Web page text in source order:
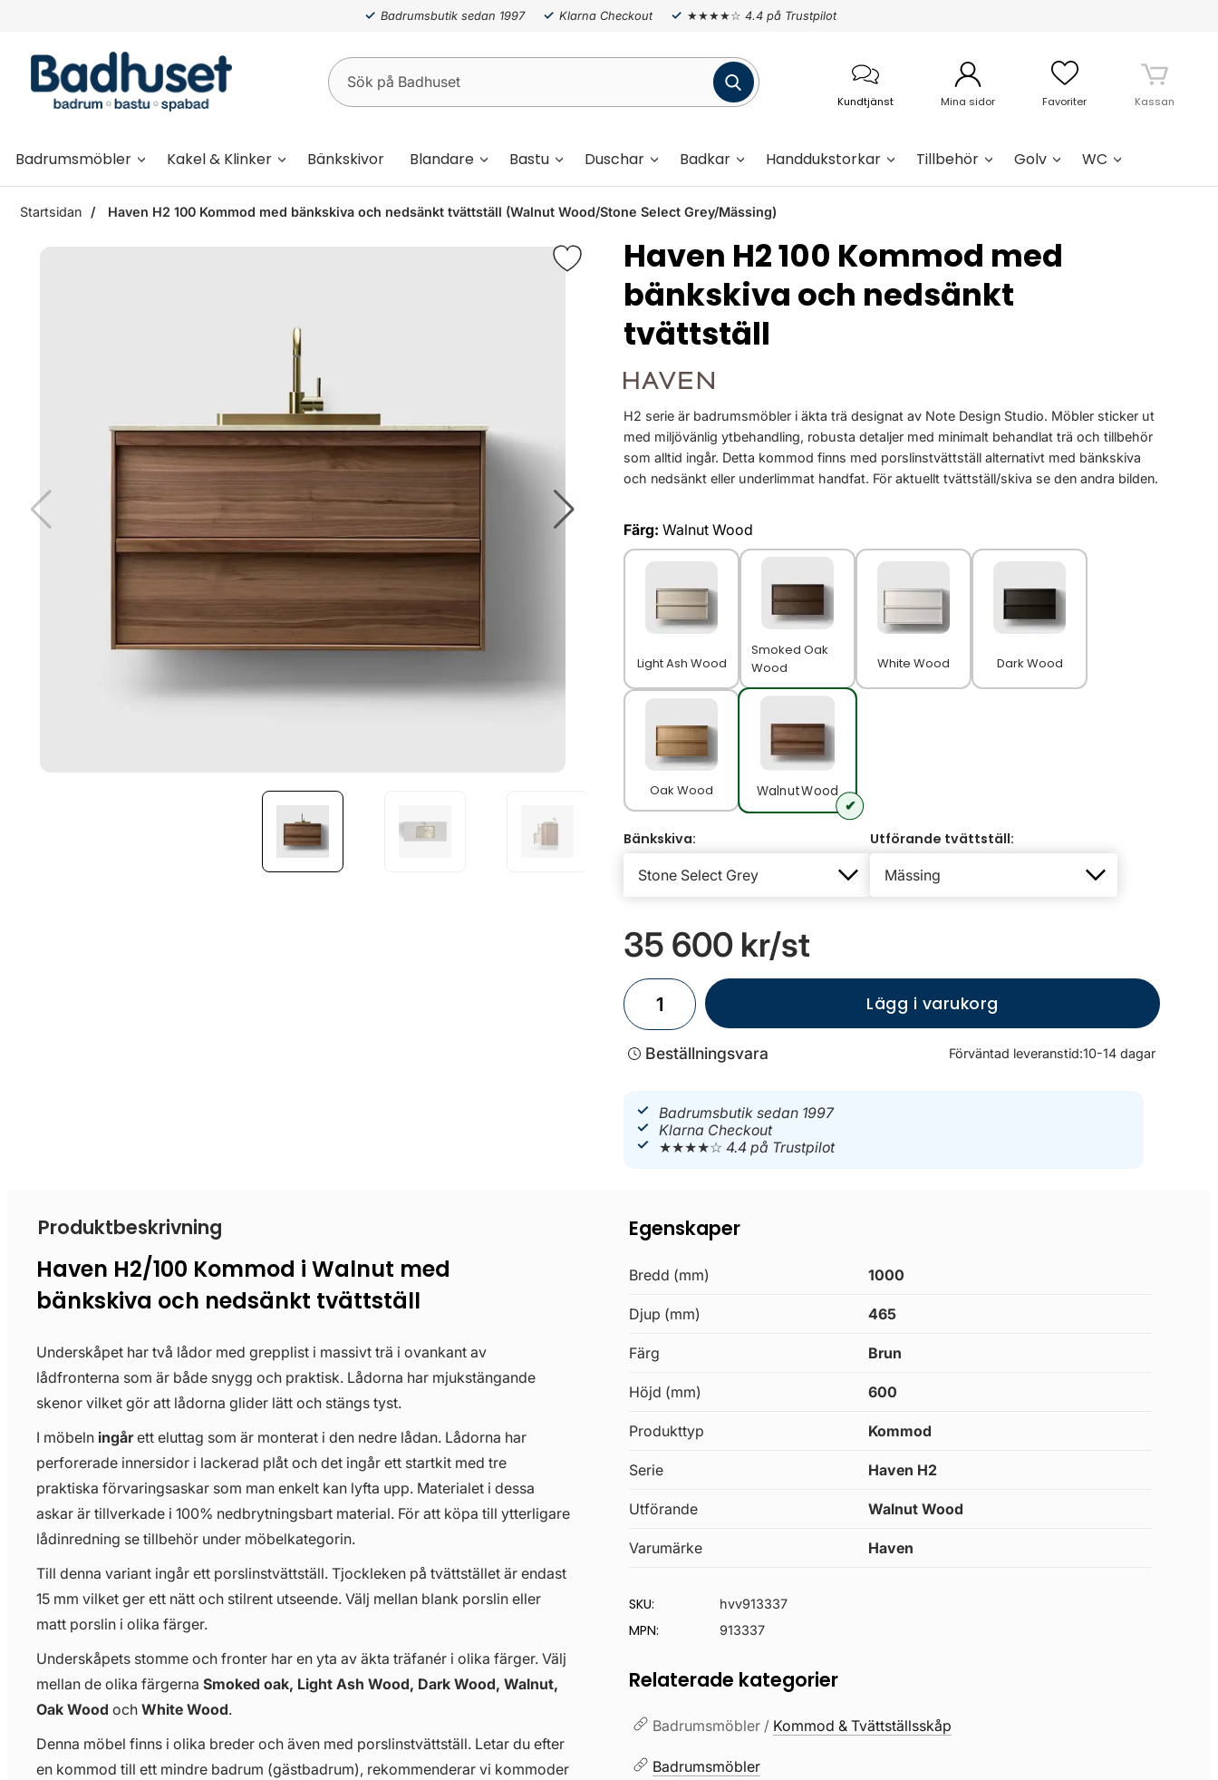
Badrumsbutik sedan 1997 Klarna Checkout ★★★★☆ 4.4 på Trustpilot
Kundtjänst Mina sidor Favoriter Kassan
Badrumsmöbler Kakel & Klinker Bänkskivor Blandare Bastu Duschar Badkar Handdukstorkar Tillbehör Golv WC
Startsidan Haven H2 100 Kommod med bänkskiva och nedsänkt tvättställ (Walnut Wood/Stone Select Grey/Mässing)
Haven H2 100 Kommod med
bänkskiva och nedsänkt
tvättställ
H2 serie är badrumsmöbler i äkta trä designat av Note Design Studio. Möbler sticker ut
med miljövänlig ytbehandling, robusta detaljer med minimalt behandlat trä och tillbehör
som alltid ingår. Detta kommod finns med porslinstvättställ alternativt med bänkskiva
och nedsänkt eller underlimmat handfat. För aktuellt tvättställ/skiva se den andra bilden.
Färg: Walnut Wood
Light Ash Wood
Smoked Oak
Wood
White Wood Dark Wood
Oak Wood Walnut Wood
Bänkskiva: Utförande tvättställ:
35 600 kr/st
Lägg i varukorg
Beställningsvara Förväntad leveranstid:10-14 dagar
Badrumsbutik sedan 1997
Klarna Checkout
★★★★☆4.4 på Trustpilot
Produktbeskrivning
Haven H2/100 Kommod i Walnut med
bänkskiva och nedsänkt tvättställ
Underskåpet har två lådor med grepplist i massivt trä i ovankant av
lådfronterna som är både snygg och praktisk. Lådorna har mjukstängande
skenor vilket gör att lådorna glider lätt och stängs tyst.
I möbeln ingårett eluttag som är monterat i den nedre lådan. Lådorna har
perforerade innersidor i lackerad plåt och det ingår ett startkit med tre
praktiska förvaringsaskar som man enkelt kan lyfta upp. Materialet i dessa
askar är tillverkade i 100% nedbrytningsbart material. För att köpa till ytterligare
lådinredning se tillbehör under möbelkategorin.
Till denna variant ingår ett porslinstvättställ. Tjockleken på tvättstället är endast
15 mm vilket ger ett nätt och stilrent utseende. Välj mellan blank porslin eller
matt porslin i olika färger.
Underskåpets stomme och fronter har en yta av äkta träfanér i olika färger. Välj
mellan de olika färgerna Smoked oak, Light Ash Wood, Dark Wood, Walnut,
Oak Wood och White Wood.
Denna möbel finns i olika breder och även med porslinstvättställ. Letar du efter
en kommod till ett mindre badrum (gästbadrum), rekommenderar vi kommoder
Egenskaper
Bredd (mm) 1000
Djup (mm) 465
Färg Brun
Höjd (mm) 600
Produkttyp Kommod
Serie Haven H2
Utförande Walnut Wood
Varumärke Haven
SKU: hvv913337
MPN: 913337
Relaterade kategorier
Badrumsmöbler / Kommod & Tvättställsskåp
Badrumsmöbler